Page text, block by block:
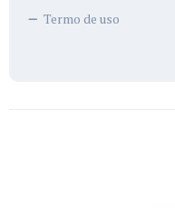
Termo de uso